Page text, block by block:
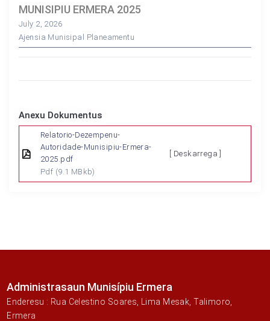
MUNISIPIU ERMERA 2025
July 2, 2026
Ajensia Munisipal Planeamentu
Anexu Dokumentus
Relatorio-Dezempenu-
Autoridade-Munisipiu-Ermera-
2025.pdf
Pdf (9.1 MBkb)
[ Deskarrega ]
Administrasaun Munisípiu Ermera
Enderesu : Rua Celestino Soares, Lima Mesak, Talimoro,
Ermera